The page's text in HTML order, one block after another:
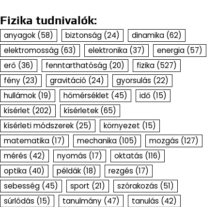
Fizika tudnivalók:
anyagok (58) biztonság (24) dinamika (62)
elektromosság (63) elektronika (37) energia (57)
erő (36) fenntarthatóság (20) fizika (527)
fény (23) gravitáció (24) gyorsulás (22)
hullámok (19) hőmérséklet (45) idő (15)
kísérlet (202) kísérletek (65)
kísérleti módszerek (25) környezet (15)
matematika (17) mechanika (105) mozgás (127)
mérés (42) nyomás (17) oktatás (116)
optika (40) példák (18) rezgés (17)
sebesség (45) sport (21) szórakozás (51)
súrlódás (15) tanulmány (47) tanulás (42)